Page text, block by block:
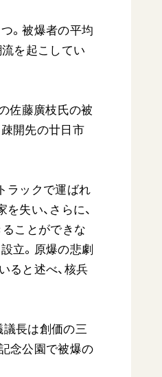
。被爆者の平均
を起こしてい
佐藤廣枝氏の被
開先の廿日市
ラックで運ばれ
失い、さらに、
ることができな
立。原爆の悲劇
ると述べ、核兵
議長は創価の三
念公園で被爆の